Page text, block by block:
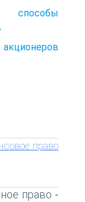
способы
право
право -